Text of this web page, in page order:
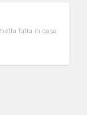
fatta in casa